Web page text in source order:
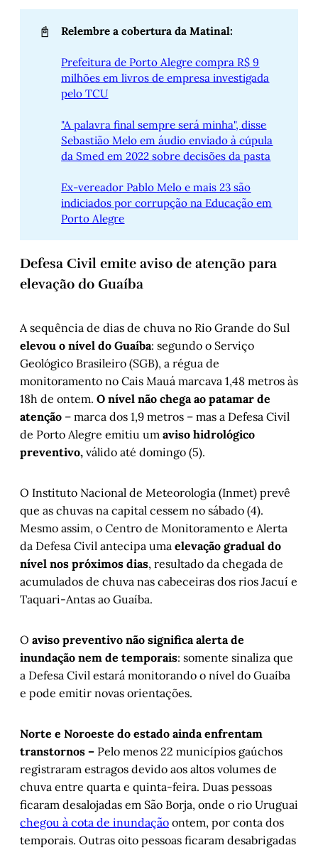
📓 Relembre a cobertura da Matinal:
Prefeitura de Porto Alegre compra R$ 9
milhões em livros de empresa investigada
pelo TCU
"A palavra final sempre será minha", disse
Sebastião Melo em áudio enviado à cúpula
da Smed em 2022 sobre decisões da pasta
Ex-vereador Pablo Melo e mais 23 são
indiciados por corrupção na Educação em
Porto Alegre
Defesa Civil emite aviso de atenção para
elevação do Guaíba
A sequência de dias de chuva no Rio Grande do Sul
elevou o nível do Guaíba: segundo o Serviço
Geológico Brasileiro (SGB), a régua de
monitoramento no Cais Mauá marcava 1,48 metros às
18h de ontem. O nível não chega ao patamar de
atenção – marca dos 1,9 metros – mas a Defesa Civil
de Porto Alegre emitiu um aviso hidrológico
preventivo, válido até domingo (5).
O Instituto Nacional de Meteorologia (Inmet) prevê
que as chuvas na capital cessem no sábado (4).
Mesmo assim, o Centro de Monitoramento e Alerta
da Defesa Civil antecipa uma elevação gradual do
nível nos próximos dias, resultado da chegada de
acumulados de chuva nas cabeceiras dos rios Jacuí e
Taquari-Antas ao Guaíba.
O aviso preventivo não significa alerta de
inundação nem de temporais: somente sinaliza que
a Defesa Civil estará monitorando o nível do Guaíba
e pode emitir novas orientações.
Norte e Noroeste do estado ainda enfrentam
transtornos – Pelo menos 22 municípios gaúchos
registraram estragos devido aos altos volumes de
chuva entre quarta e quinta-feira. Duas pessoas
ficaram desalojadas em São Borja, onde o rio Uruguai
chegou à cota de inundação ontem, por conta dos
temporais. Outras oito pessoas ficaram desabrigadas